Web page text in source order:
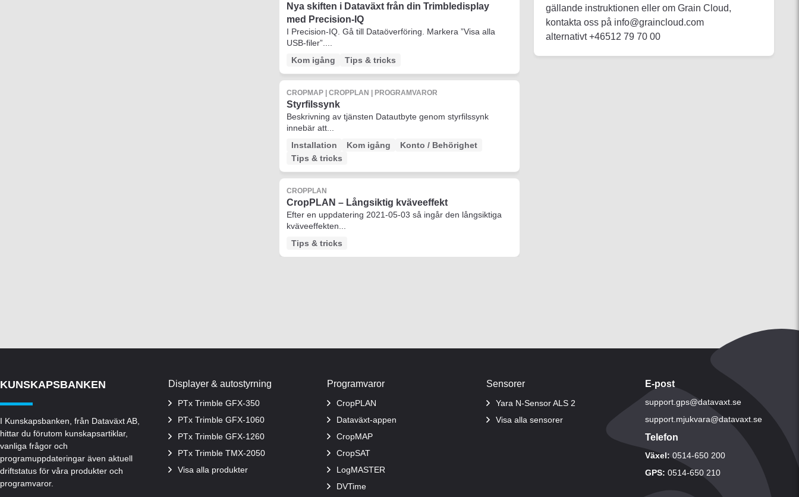
Nya skiften i Dataväxt från din Trimbledisplay
med Precision-IQ
I Precision-IQ. Gå till Dataöverföring. Markera ”Visa alla
USB-filer”....
Kom igång
Tips & tricks
CROPMAP | CROPPLAN | PROGRAMVAROR
Styrfilssynk
Beskrivning av tjänsten Datautbyte genom styrfilssynk
innebär att...
Installation
Kom igång
Konto / Behörighet
Tips & tricks
CROPPLAN
CropPLAN – Långsiktig kväveeffekt
Efter en uppdatering 2021-05-03 så ingår den långsiktiga
kväveeffekten...
Tips & tricks
gällande instruktionen eller om Grain Cloud,
kontakta oss på info@graincloud.com
alternativt +46512 79 70 00
KUNSKAPSBANKEN
I Kunskapsbanken, från Dataväxt AB,
hittar du förutom kunskapsartiklar,
vanliga frågor och
programuppdateringar även aktuell
driftstatus för våra produkter och
programvaror.
Displayer & autostyrning
PTx Trimble GFX-350
PTx Trimble GFX-1060
PTx Trimble GFX-1260
PTx Trimble TMX-2050
Visa alla produkter
Programvaror
CropPLAN
Dataväxt-appen
CropMAP
CropSAT
LogMASTER
DVTime
Sensorer
Yara N-Sensor ALS 2
Visa alla sensorer
E-post
support.gps@datavaxt.se
support.mjukvara@datavaxt.se
Telefon
Växel: 0514-650 200
GPS: 0514-650 210